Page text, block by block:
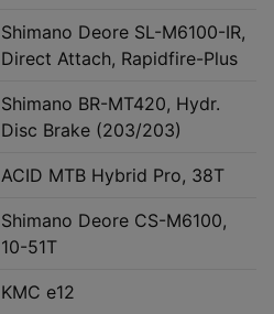
Shimano Deore SL-M6100-IR,
Direct Attach, Rapidfire-Plus
Shimano BR-MT420, Hydr.
Disc Brake (203/203)
ACID MTB Hybrid Pro, 38T
Shimano Deore CS-M6100,
10-51T
KMC e12